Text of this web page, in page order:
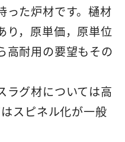
った炉材です。樋材
り，原単価，原単位
高耐用の要望もその
ラグ材については高
スピネル化が一般